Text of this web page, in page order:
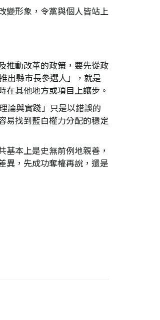
變形象，令黨與個人皆站上
推動改革的政策，要先從政
出縣市長參選人」，就是
其他地方或項目上讓步。
論與實踐」只是以錯誤的
易找到藍白權力分配的穩定
本上是史無前例地親善，
異，先成功奪權再說，還是